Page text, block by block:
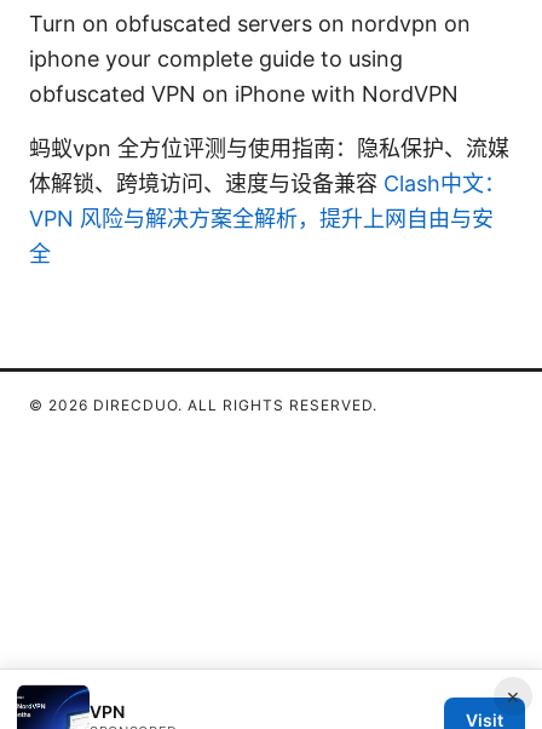
Turn on obfuscated servers on nordvpn on
iphone your complete guide to using
obfuscated VPN on iPhone with NordVPN
蚂蚁vpn 全方位评测与使用指南：隐私保护、流媒
体解锁、跨境访问、速度与设备兼容 Clash中文：
VPN 风险与解决方案全解析，提升上网自由与安
全
×
VPN Visit
© 2026 DIRECDUO. ALL RIGHTS RESERVED.